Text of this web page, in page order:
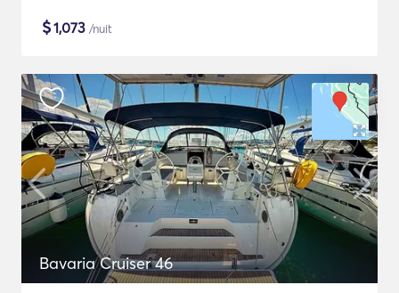
$1,073 /nuit
Bavaria Cruiser 46